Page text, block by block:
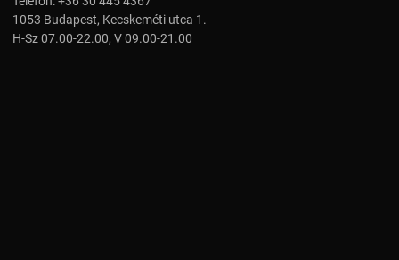
1053 Budapest, Kecskeméti utca 1.
H-Sz 07.00-22.00, V 09.00-21.00